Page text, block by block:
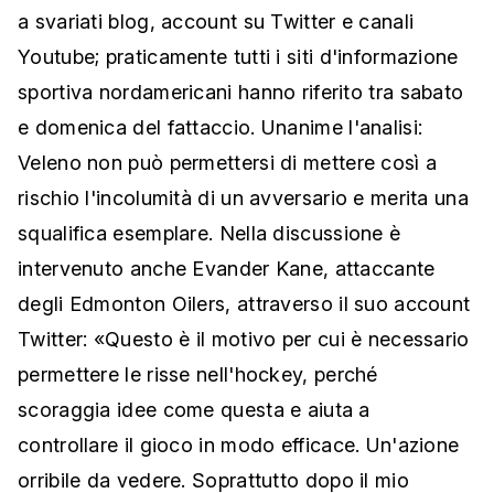
a svariati blog, account su Twitter e canali
Youtube; praticamente tutti i siti d'informazione
sportiva nordamericani hanno riferito tra sabato
e domenica del fattaccio. Unanime l'analisi:
Veleno non può permettersi di mettere così a
rischio l'incolumità di un avversario e merita una
squalifica esemplare. Nella discussione è
intervenuto anche Evander Kane, attaccante
degli Edmonton Oilers, attraverso il suo account
Twitter: «Questo è il motivo per cui è necessario
permettere le risse nell'hockey, perché
scoraggia idee come questa e aiuta a
controllare il gioco in modo efficace. Un'azione
orribile da vedere. Soprattutto dopo il mio